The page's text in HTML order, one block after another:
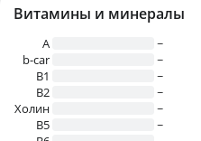
Витамины и минералы
A
~
b-car
~
В1
~
B2
~
Холин
~
B5
~